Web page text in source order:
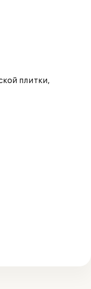
плитки,